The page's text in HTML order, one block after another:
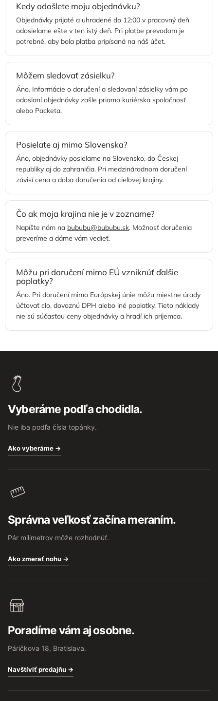
Kedy odošlete moju objednávku?
Objednávky prijaté a uhradené do 12:00 v pracovný deň
odosielame ešte v ten istý deň. Pri platbe prevodom je
potrebné, aby bola platba pripísaná na náš účet.
Môžem sledovať zásielku?
Áno. Informácie o doručení a sledovaní zásielky vám po
odoslaní objednávky zašle priamo kuriérska spoločnosť
alebo Packeta.
Posielate aj mimo Slovenska?
Áno, objednávky posielame na Slovensko, do Českej
republiky aj do zahraničia. Pri medzinárodnom doručení
závisí cena a doba doručenia od cieľovej krajiny.
Čo ak moja krajina nie je v zozname?
Napíšte nám na bububu@bububu.sk. Možnosť doručenia
preveríme a dáme vám vedieť.
Môžu pri doručení mimo EÚ vzniknúť ďalšie
poplatky?
Áno. Pri doručení mimo Európskej únie môžu miestne úrady
účtovať clo, dovoznú DPH alebo iné poplatky. Tieto náklady
nie sú súčasťou ceny objednávky a hradí ich príjemca.
Vyberáme podľa chodidla.
Nie iba podľa čísla topánky.
Ako vyberáme →
Správna veľkosť začína meraním.
Pár milimetrov môže rozhodnúť.
Ako zmerať nohu →
Poradíme vám aj osobne.
Páričkova 18, Bratislava.
Navštíviť predajňu →